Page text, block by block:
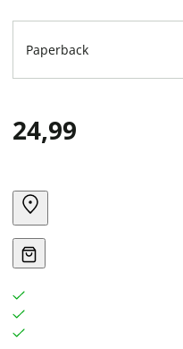
Paperback
24,99